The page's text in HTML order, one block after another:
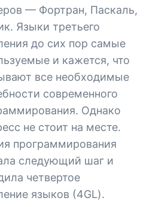
— Фортран, Паскаль,
Языки третьего
до сих пор самые
и кажется, что
все необходимые
современного
Однако
не стоит на месте.
программирования
следующий шаг и
четвертое
языков (4GL).